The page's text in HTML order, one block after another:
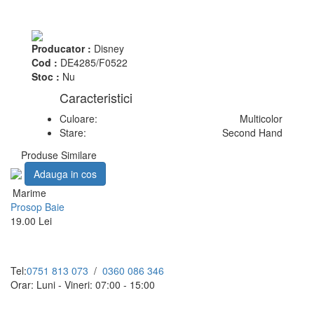
Producator : Disney
Cod : DE4285/F0522
Stoc : Nu
Caracteristici
Culoare:
Multicolor
Stare:
Second Hand
Produse Similare
Adauga in cos
Marime
Prosop Baie
19.00 Lei
Tel:0751 813 073 / 0360 086 346
Orar: Luni - Vineri: 07:00 - 15:00